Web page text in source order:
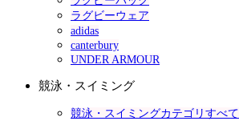
ラグビーウェア
adidas
canterbury
UNDER ARMOUR
競泳・スイミング
競泳・スイミングカテゴリすべて